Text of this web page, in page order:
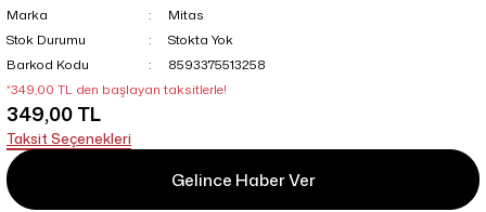
Marka
Mitas
Stok Durumu
Stokta Yok
Barkod Kodu
8593375513258
*349,00 TL den başlayan taksitlerle!
349,00 TL
Taksit Seçenekleri
Gelince Haber Ver